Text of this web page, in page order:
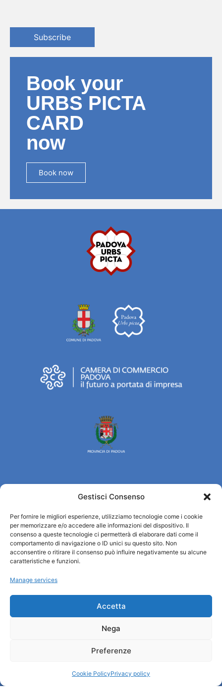
Gestisci Consenso
Per fornire le migliori esperienze, utilizziamo tecnologie come i cookie
per memorizzare e/o accedere alle informazioni del dispositivo. Il
consenso a queste tecnologie ci permetterà di elaborare dati come il
comportamento di navigazione o ID unici su questo sito. Non
acconsentire o ritirare il consenso può influire negativamente su alcune
caratteristiche e funzioni.
Manage services
Accetta
Nega
Preferenze
Cookie PolicyPrivacy policy
Subscribe
Book your
URBS PICTA
CARD
now
Book now
Who we are
Tourist Information Office / IAT
Privacy policy
Credits
Information